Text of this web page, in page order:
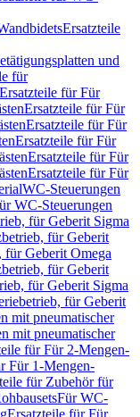
Ersatzteile
und
für
Ersatzteile für Für
Ersatzteile für Für
Ersatzteile für Für
Ersatzteile für Für
Ersatzteile für Für
Ersatzteile für Für
WC-Steuerungen
WC-Steuerungen
für Geberit Sigma
für Geberit
für Geberit Omega
für Geberit
für Geberit Sigma
für Geberit
mit pneumatischer
mit pneumatischer
für Für 2-Mengen-
Für 1-Mengen-
für Zubehör für
Für WC-
Ersatzteile für Für